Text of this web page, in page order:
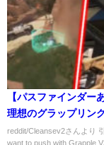
【パスファインダー
理想のグラップリン
グラップリング
reddit/Cleansev2さんより
want to push with Grapple